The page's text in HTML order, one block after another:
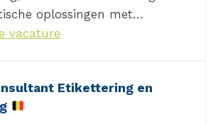
oplossingen met…
vacature
Etikettering en